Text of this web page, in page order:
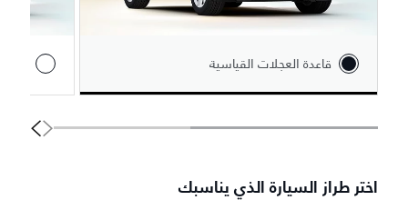
قاعدة العجلات القياسية
اختر طراز السيارة الذي يناسبك